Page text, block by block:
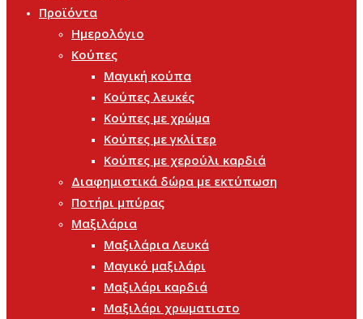
Προϊόντα
Ημερολόγιο
Κούπες
Μαγική κούπα
Κούπες λευκές
Κούπες με χρώμα
Κούπες με γκλίτερ
Κούπες με χερούλι καρδιά
Διαφημιστικά δώρα με εκτύπωση
Ποτήρι μπύρας
Μαξιλάρια
Μαξιλάρια Λευκά
Μαγικό μαξιλάρι
Μαξιλάρι καρδιά
Μαξιλάρι χρωματιστο